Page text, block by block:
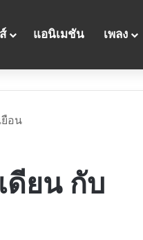
แอนิเมชัน เพลง
ยือน
ดียน กับ